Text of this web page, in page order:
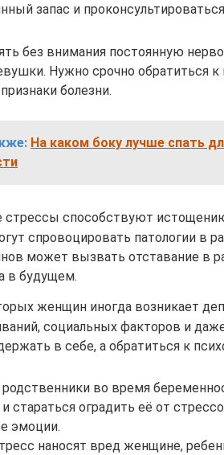
запас и
без внимания постоянную
Нужно срочно обратиться к
болезни.
На каком боку лучше спать
способствуют
спровоцировать патологии
может вызвать отставание в
в будущем.
женщин иногда возникает
социальных факторов и
в себе, а обратиться к
родственники во время
стараться оградить её от
эмоции.
наносят вред женщине,